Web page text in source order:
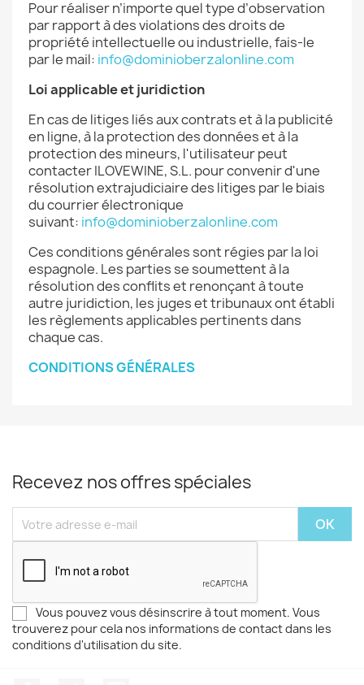
Pour réaliser n’importe quel type d’observation
par rapport à des violations des droits de
propriété intellectuelle ou industrielle, fais-le
par le mail: info@dominioberzalonline.com
Loi applicable et juridiction
En cas de litiges liés aux contrats et à la publicité
en ligne, à la protection des données et à la
protection des mineurs, l'utilisateur peut
contacter ILOVEWINE, S.L. pour convenir d'une
résolution extrajudiciaire des litiges par le biais
du courrier électronique
suivant: info@dominioberzalonline.com
Ces conditions générales sont régies par la loi
espagnole. Les parties se soumettent à la
résolution des conflits et renonçant à toute
autre juridiction, les juges et tribunaux ont établi
les règlements applicables pertinents dans
chaque cas.
CONDITIONS GÉNÉRALES
Recevez nos offres spéciales
Vous pouvez vous désinscrire à tout moment. Vous
trouverez pour cela nos informations de contact dans les
conditions d'utilisation du site.